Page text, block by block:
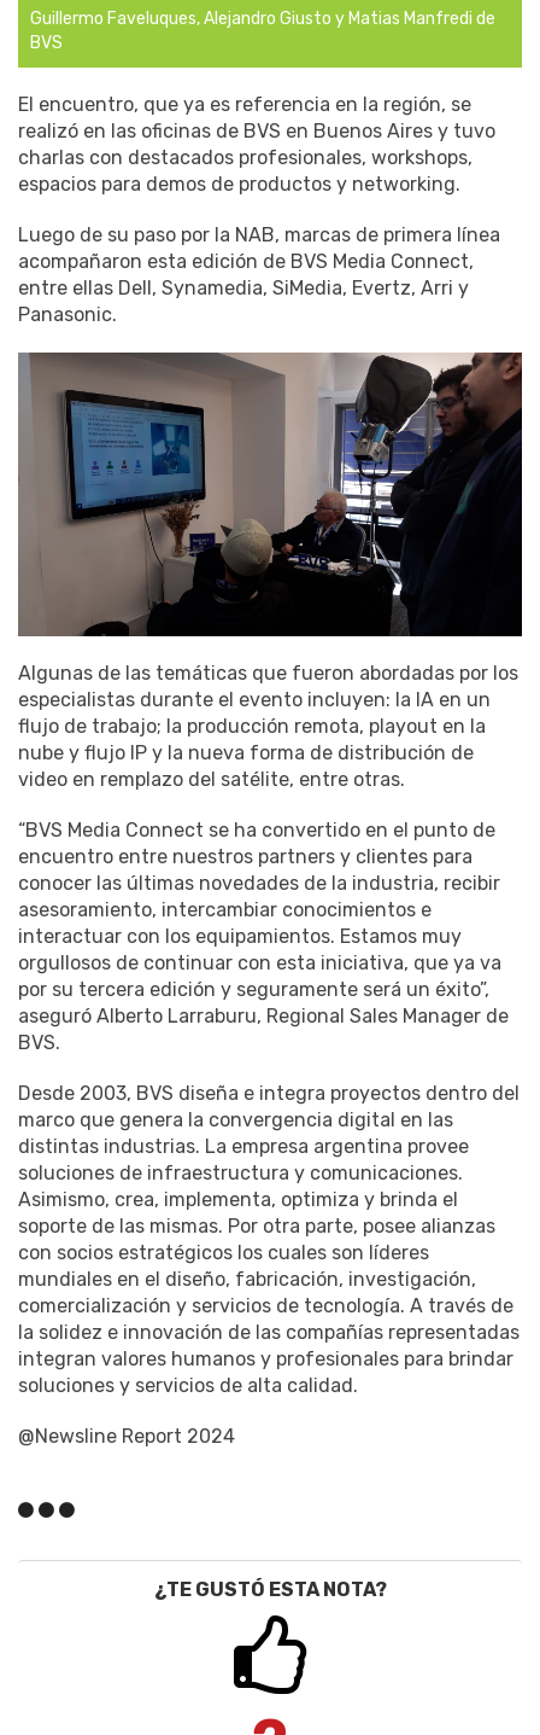
Guillermo Faveluques, Alejandro Giusto y Matias Manfredi de
BVS
El encuentro, que ya es referencia en la región, se
realizó en las oficinas de BVS en Buenos Aires y tuvo
charlas con destacados profesionales, workshops,
espacios para demos de productos y networking.
Luego de su paso por la NAB, marcas de primera línea
acompañaron esta edición de BVS Media Connect,
entre ellas Dell, Synamedia, SiMedia, Evertz, Arri y
Panasonic.
Algunas de las temáticas que fueron abordadas por los
especialistas durante el evento incluyen: la IA en un
flujo de trabajo; la producción remota, playout en la
nube y flujo IP y la nueva forma de distribución de
video en remplazo del satélite, entre otras.
“BVS Media Connect se ha convertido en el punto de
encuentro entre nuestros partners y clientes para
conocer las últimas novedades de la industria, recibir
asesoramiento, intercambiar conocimientos e
interactuar con los equipamientos. Estamos muy
orgullosos de continuar con esta iniciativa, que ya va
por su tercera edición y seguramente será un éxito”,
aseguró Alberto Larraburu, Regional Sales Manager de
BVS.
Desde 2003, BVS diseña e integra proyectos dentro del
marco que genera la convergencia digital en las
distintas industrias. La empresa argentina provee
soluciones de infraestructura y comunicaciones.
Asimismo, crea, implementa, optimiza y brinda el
soporte de las mismas. Por otra parte, posee alianzas
con socios estratégicos los cuales son líderes
mundiales en el diseño, fabricación, investigación,
comercialización y servicios de tecnología. A través de
la solidez e innovación de las compañías representadas
integran valores humanos y profesionales para brindar
soluciones y servicios de alta calidad.
@Newsline Report 2024
¿TE GUSTÓ ESTA NOTA?